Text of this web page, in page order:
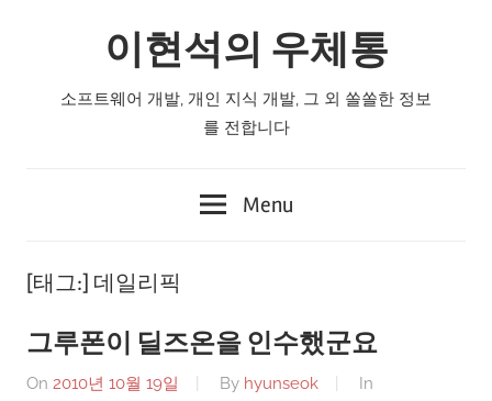
이현석의 우체통
소프트웨어 개발, 개인 지식 개발, 그 외 쏠쏠한 정보
를 전합니다
Menu
[태그:] 데일리픽
그루폰이 딜즈온을 인수했군요
On 2010년 10월 19일 By hyunseok
In